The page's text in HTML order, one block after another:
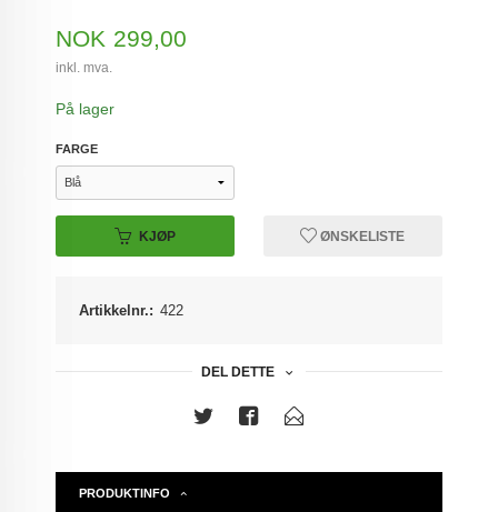
Pris
NOK 299,00
inkl. mva.
På lager
FARGE
KJØP ØNSKELISTE
Artikkelnr.: 422
DEL DETTE
PRODUKTINFO